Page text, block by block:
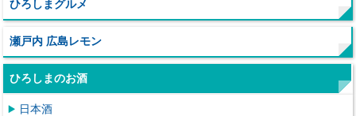
ひろしまグルメ
瀬戸内 広島レモン
ひろしまのお酒
日本酒